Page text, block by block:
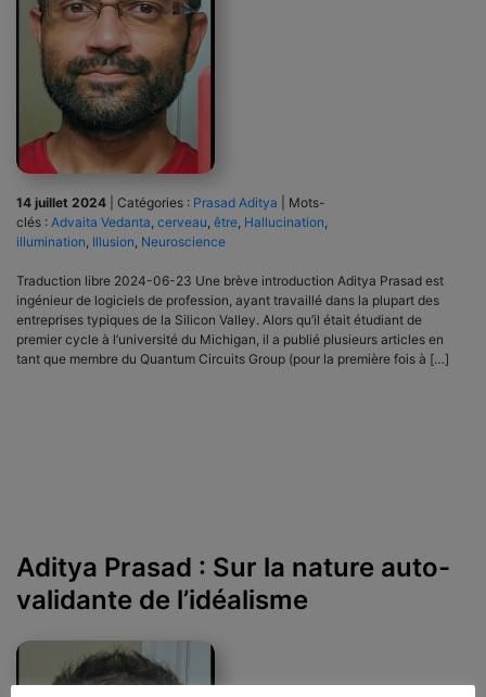
14 juillet 2024 Catégories : Prasad Aditya
Mots-
clés : Advaita Vedanta cerveau être Hallucination
illumination Illusion Neuroscience
Traduction libre 2024-06-23 Une brève introduction Aditya Prasad est
ingénieur de logiciels de profession, ayant travaillé dans la plupart des
entreprises typiques de la Silicon Valley. Alors qu’il était étudiant de
premier cycle à l’université du Michigan, il a publié plusieurs articles en
tant que membre du Quantum Circuits Group (pour la première fois à […]
Aditya Prasad : Sur la nature auto-
validante de l’idéalisme